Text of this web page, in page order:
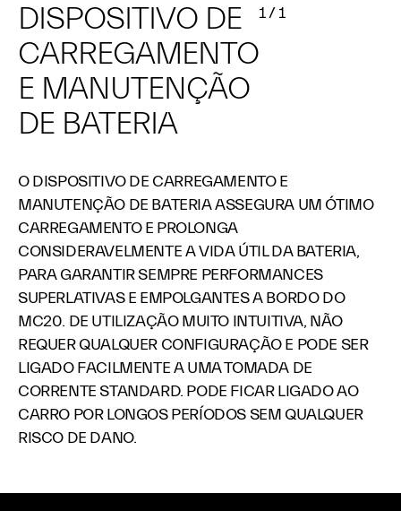
DISPOSITIVO DE
CARREGAMENTO
E MANUTENÇÃO
DE BATERIA
1/1
O DISPOSITIVO DE CARREGAMENTO E
MANUTENÇÃO DE BATERIA ASSEGURA UM ÓTIMO
CARREGAMENTO E PROLONGA
CONSIDERAVELMENTE A VIDA ÚTIL DA BATERIA,
PARA GARANTIR SEMPRE PERFORMANCES
SUPERLATIVAS E EMPOLGANTES A BORDO DO
MC20. DE UTILIZAÇÃO MUITO INTUITIVA, NÃO
REQUER QUALQUER CONFIGURAÇÃO E PODE SER
LIGADO FACILMENTE A UMA TOMADA DE
CORRENTE STANDARD. PODE FICAR LIGADO AO
CARRO POR LONGOS PERÍODOS SEM QUALQUER
RISCO DE DANO.